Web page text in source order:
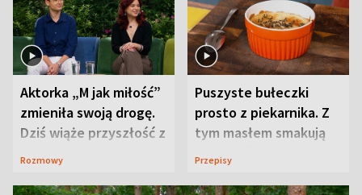
Aktorka „M jak miłość”
zmieniła swoją drogę.
Dziś wiąże przyszłość z
neurobiologią
Rozmowy
Puszyste bułeczki
prosto z piekarnika. Z
tym masłem smakują
jeszcze lepiej
Przepisy